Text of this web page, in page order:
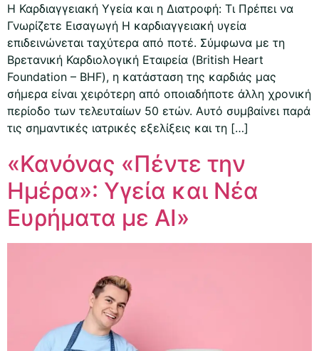
Η Καρδιαγγειακή Υγεία και η Διατροφή: Τι Πρέπει να
Γνωρίζετε Εισαγωγή Η καρδιαγγειακή υγεία
επιδεινώνεται ταχύτερα από ποτέ. Σύμφωνα με τη
Βρετανική Καρδιολογική Εταιρεία (British Heart
Foundation – BHF), η κατάσταση της καρδιάς μας
σήμερα είναι χειρότερη από οποιαδήποτε άλλη χρονική
περίοδο των τελευταίων 50 ετών. Αυτό συμβαίνει παρά
τις σημαντικές ιατρικές εξελίξεις και τη […]
«Κανόνας «Πέντε την
Ημέρα»: Υγεία και Νέα
Ευρήματα με AI»